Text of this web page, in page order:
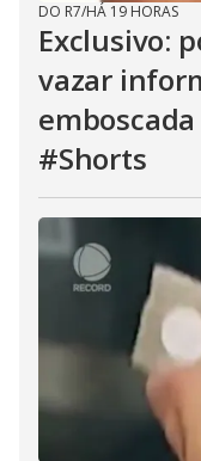
DO R7/HÁ 19 HORAS
Exclusivo:
vazar
#Shorts